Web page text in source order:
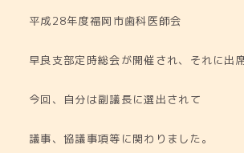
平成28年度福岡市歯科医師会
早良支部定時総会が開催され、それに出
今回、自分は副議長に選出されて
議事、協議事項等に関わりました。